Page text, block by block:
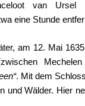
van Ursel
eine Stunde
am 12. Mai
. Mit dem
und Wälder. Hier